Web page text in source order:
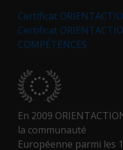
Certificat
Certificat
COMPÉTENCES
En 2009
la communauté
Européenne parmi les